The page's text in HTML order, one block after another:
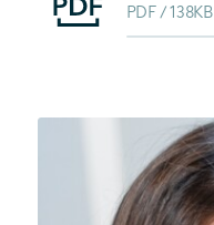
PDF 138KB